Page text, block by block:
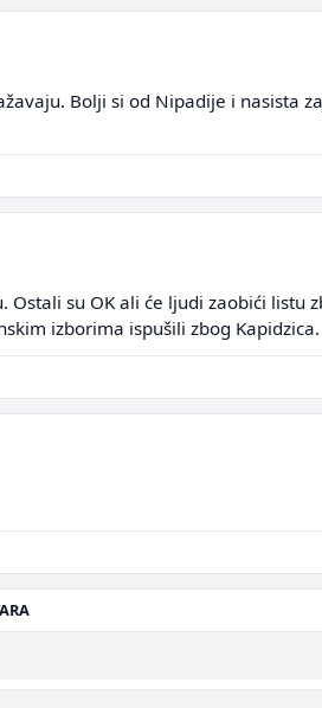
Bolji si od Nipadije i nasista
su OK ali će ljudi zaobići listu
izborima ispušili zbog Kapidzica.